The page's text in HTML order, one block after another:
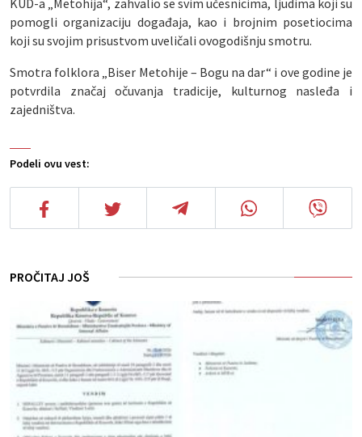
Podeli ovu vest:
pomogli organizaciju događaja, kao i brojnim posetiocima
koji su svojim prisustvom uveličali ovogodišnju smotru.
Smotra folklora „Biser Metohije – Bogu na dar“ i ove godine je
potvrdila značaj očuvanja tradicije, kulturnog nasleđa i
zajedništva.
PROČITAJ JOŠ